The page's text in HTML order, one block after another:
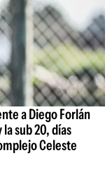
a Diego Forlán
sub 20, días
Celeste